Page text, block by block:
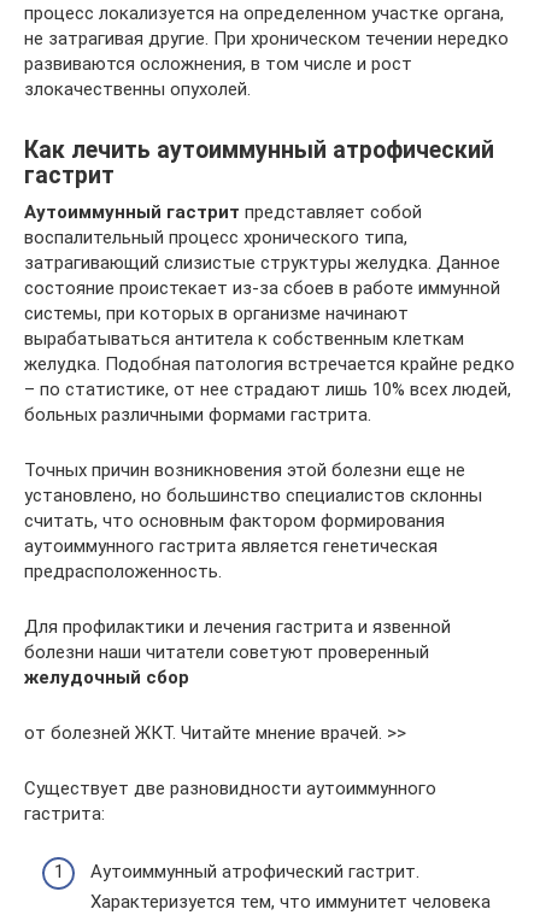
процесс локализуется на определенном участке органа,
не затрагивая другие. При хроническом течении нередко
развиваются осложнения, в том числе и рост
злокачественны опухолей.
Как лечить аутоиммунный атрофический
гастрит
Аутоиммунный гастрит представляет собой
воспалительный процесс хронического типа,
затрагивающий слизистые структуры желудка. Данное
состояние проистекает из-за сбоев в работе иммунной
системы, при которых в организме начинают
вырабатываться антитела к собственным клеткам
желудка. Подобная патология встречается крайне редко
– по статистике, от нее страдают лишь 10% всех людей,
больных различными формами гастрита.
Точных причин возникновения этой болезни еще не
установлено, но большинство специалистов склонны
считать, что основным фактором формирования
аутоиммунного гастрита является генетическая
предрасположенность.
Для профилактики и лечения гастрита и язвенной
болезни наши читатели советуют проверенный
желудочный сбор
от болезней ЖКТ. Читайте мнение врачей. >>
Существует две разновидности аутоиммунного
гастрита:
Аутоиммунный атрофический гастрит.
Характеризуется тем, что иммунитет человека